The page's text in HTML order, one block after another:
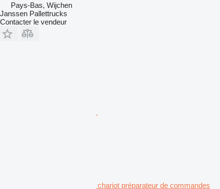
Pays-Bas, Wijchen
Janssen Pallettrucks
Contacter le vendeur
chariot préparateur de commandes